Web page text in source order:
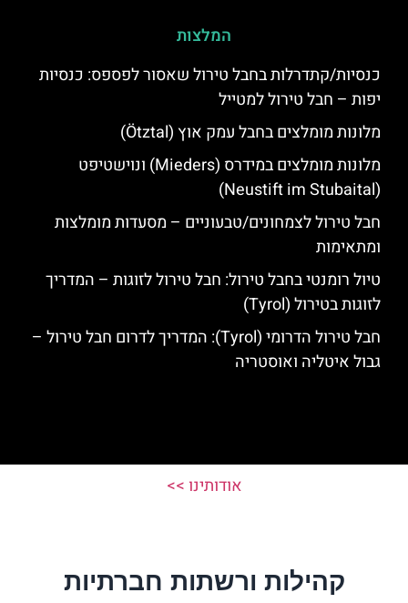
המלצות
כנסיות/קתדרלות בחבל טירול שאסור לפספס: כנסיות
יפות – חבל טירול למטייל
מלונות מומלצים בחבל עמק אוץ (Ötztal)
מלונות מומלצים במידרס (Mieders) ונוישטיפט
(Neustift im Stubaital)
חבל טירול לצמחונים/טבעוניים – מסעדות מומלצות
ומתאימות
טיול רומנטי בחבל טירול: חבל טירול לזוגות – המדריך
לזוגות בטירול (Tyrol)
חבל טירול הדרומי (Tyrol): המדריך לדרום חבל טירול –
גבול איטליה ואוסטריה
אודותינו >>
קהילות ורשתות חברתיות